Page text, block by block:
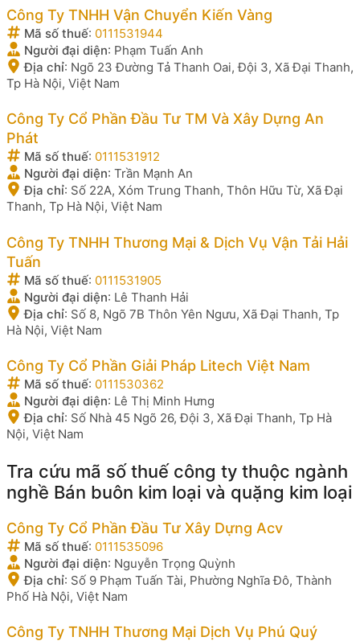
Công Ty TNHH Vận Chuyển Kiến Vàng
Mã số thuế: 0111531944
Người đại diện: Phạm Tuấn Anh
Địa chỉ: Ngõ 23 Đường Tả Thanh Oai, Đội 3, Xã Đại Thanh,
Tp Hà Nội, Việt Nam
Công Ty Cổ Phần Đầu Tư TM Và Xây Dựng An
Phát
Mã số thuế: 0111531912
Người đại diện: Trần Mạnh An
Địa chỉ: Số 22A, Xóm Trung Thanh, Thôn Hữu Từ, Xã Đại
Thanh, Tp Hà Nội, Việt Nam
Công Ty TNHH Thương Mại & Dịch Vụ Vận Tải Hải
Tuấn
Mã số thuế: 0111531905
Người đại diện: Lê Thanh Hải
Địa chỉ: Số 8, Ngõ 7B Thôn Yên Ngưu, Xã Đại Thanh, Tp
Hà Nội, Việt Nam
Công Ty Cổ Phần Giải Pháp Litech Việt Nam
Mã số thuế: 0111530362
Người đại diện: Lê Thị Minh Hưng
Địa chỉ: Số Nhà 45 Ngõ 26, Đội 3, Xã Đại Thanh, Tp Hà
Nội, Việt Nam
Tra cứu mã số thuế công ty thuộc ngành
nghề Bán buôn kim loại và quặng kim loại
Công Ty Cổ Phần Đầu Tư Xây Dựng Acv
Mã số thuế: 0111535096
Người đại diện: Nguyễn Trọng Quỳnh
Địa chỉ: Số 9 Phạm Tuấn Tài, Phường Nghĩa Đô, Thành
Phố Hà Nội, Việt Nam
Công Ty TNHH Thương Mại Dịch Vụ Phú Quý